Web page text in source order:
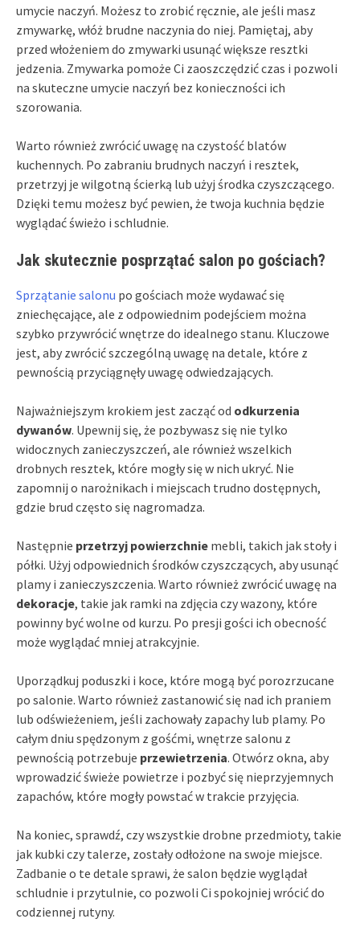
umycie naczyń. Możesz to zrobić ręcznie, ale jeśli masz
zmywarkę, włóż brudne naczynia do niej. Pamiętaj, aby
przed włożeniem do zmywarki usunąć większe resztki
jedzenia. Zmywarka pomoże Ci zaoszczędzić czas i pozwoli
na skuteczne umycie naczyń bez konieczności ich
szorowania.
Warto również zwrócić uwagę na czystość blatów
kuchennych. Po zabraniu brudnych naczyń i resztek,
przetrzyj je wilgotną ścierką lub użyj środka czyszczącego.
Dzięki temu możesz być pewien, że twoja kuchnia będzie
wyglądać świeżo i schludnie.
Jak skutecznie posprzątać salon po gościach?
Sprzątanie salonu po gościach może wydawać się
zniechęcające, ale z odpowiednim podejściem można
szybko przywrócić wnętrze do idealnego stanu. Kluczowe
jest, aby zwrócić szczególną uwagę na detale, które z
pewnością przyciągnęły uwagę odwiedzających.
Najważniejszym krokiem jest zacząć od odkurzenia
dywanów. Upewnij się, że pozbywasz się nie tylko
widocznych zanieczyszczeń, ale również wszelkich
drobnych resztek, które mogły się w nich ukryć. Nie
zapomnij o narożnikach i miejscach trudno dostępnych,
gdzie brud często się nagromadza.
Następnie przetrzyj powierzchnie mebli, takich jak stoły i
półki. Użyj odpowiednich środków czyszczących, aby usunąć
plamy i zanieczyszczenia. Warto również zwrócić uwagę na
dekoracje, takie jak ramki na zdjęcia czy wazony, które
powinny być wolne od kurzu. Po presji gości ich obecność
może wyglądać mniej atrakcyjnie.
Uporządkuj poduszki i koce, które mogą być porozrzucane
po salonie. Warto również zastanowić się nad ich praniem
lub odświeżeniem, jeśli zachowały zapachy lub plamy. Po
całym dniu spędzonym z gośćmi, wnętrze salonu z
pewnością potrzebuje przewietrzenia. Otwórz okna, aby
wprowadzić świeże powietrze i pozbyć się nieprzyjemnych
zapachów, które mogły powstać w trakcie przyjęcia.
Na koniec, sprawdź, czy wszystkie drobne przedmioty, takie
jak kubki czy talerze, zostały odłożone na swoje miejsce.
Zadbanie o te detale sprawi, że salon będzie wyglądał
schludnie i przytulnie, co pozwoli Ci spokojniej wrócić do
codziennej rutyny.